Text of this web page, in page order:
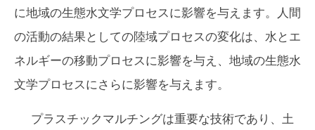
に地域の生態水文学プロセスに影響を与えます。人間
の活動の結果としての陸域プロセスの変化は、水とエ
ネルギーの移動プロセスに影響を与え、地域の生態水
文学プロセスにさらに影響を与えます。
プラスチックマルチングは重要な技術であり、土